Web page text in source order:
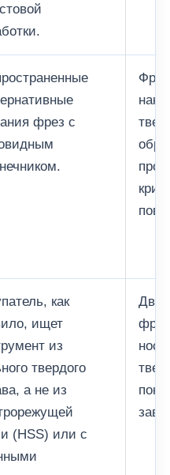
фрез с
как
ищет
из
твердого
а не из
(HSS) или с